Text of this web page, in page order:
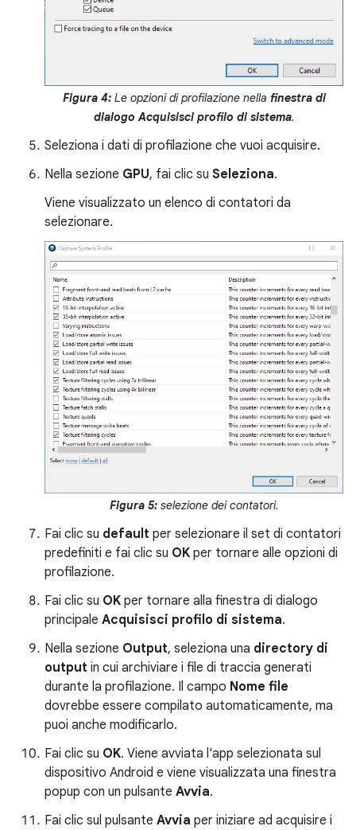
Figura 4: Le opzioni di profilazione nella finestra di
dialogo Acquisisci profilo di sistema.
Seleziona i dati di profilazione che vuoi acquisire.
Nella sezione GPU, fai clic su Seleziona.
Viene visualizzato un elenco di contatori da
selezionare.
Figura 5: selezione dei contatori.
Fai clic su default per selezionare il set di contatori
predefiniti e fai clic su OK per tornare alle opzioni di
profilazione.
Fai clic su OK per tornare alla finestra di dialogo
principale Acquisisci profilo di sistema.
Nella sezione Output, seleziona una directory di
output in cui archiviare i file di traccia generati
durante la profilazione. Il campo Nome file
dovrebbe essere compilato automaticamente, ma
puoi anche modificarlo.
Fai clic su OK. Viene avviata l'app selezionata sul
dispositivo Android e viene visualizzata una finestra
popup con un pulsante Avvia.
Fai clic sul pulsante Avvia per iniziare ad acquisire i